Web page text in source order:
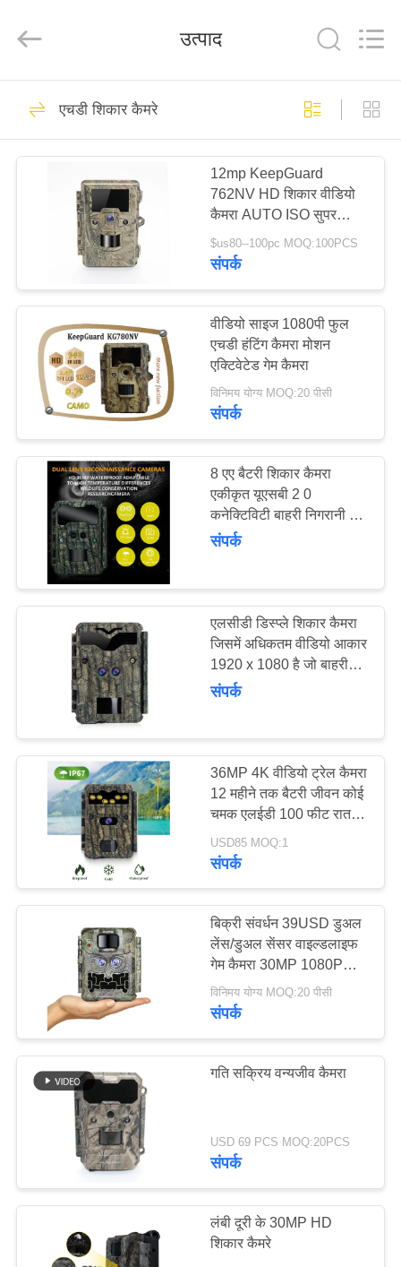
उत्पाद
बारे
कारखाने
दौरा
गुणवत्ता
नियंत्रण
हमसे
उद्धरण
गोपनीयता
Reserved.
एचडी शिकार कैमरे
199
इन्फ्रारेड शिकार कैमरा
77
डिजिटल वन्यजीव कैमरा
4जी ट्रेल कैमरा
67
वायरलेस ट्रेल कैमरा
वाईफ़ाई ब्लूटूथ कैमरा
44
उत्पाद
एचडी शिकार कैमरे
12mp KeepGuard
762NV HD शिकार वीडियो
कैमरा AUTO ISO सुपर
फास्ट ट्रिगर टाइम
$us80--100pc MOQ:100PCS
संपर्क
वीडियो साइज 1080पी फुल
एचडी हंटिंग कैमरा मोशन
एक्टिवेटेड गेम कैमरा
विनिमय योग्य MOQ:20 पीसी
संपर्क
8 एए बैटरी शिकार कैमरा
एकीकृत यूएसबी 2 0
कनेक्टिविटी बाहरी निगरानी के
लिए बिजली और तेजी से डेटा
संपर्क
एलसीडी डिस्प्ले शिकार कैमरा
जिसमें अधिकतम वीडियो आकार
1920 x 1080 है जो बाहरी
वन्यजीव ट्रैकिंग और सुरक्षा के
संपर्क
36MP 4K वीडियो ट्रेल कैमरा
12 महीने तक बैटरी जीवन कोई
चमक एलईडी 100 फीट रात
रेंज समर्थन सफेद एलईडी
USD85 MOQ:1
संपर्क
बिक्री संवर्धन 39USD डुअल
लेंस/डुअल सेंसर वाइल्डलाइफ
गेम कैमरा 30MP 1080P
No-Glow 940nm With
Day And Night Sensor
विनिमय योग्य MOQ:20 पीसी
संपर्क
गति सक्रिय वन्यजीव कैमरा
USD 69 PCS MOQ:20PCS
संपर्क
लंबी दूरी के 30MP HD
शिकार कैमरे